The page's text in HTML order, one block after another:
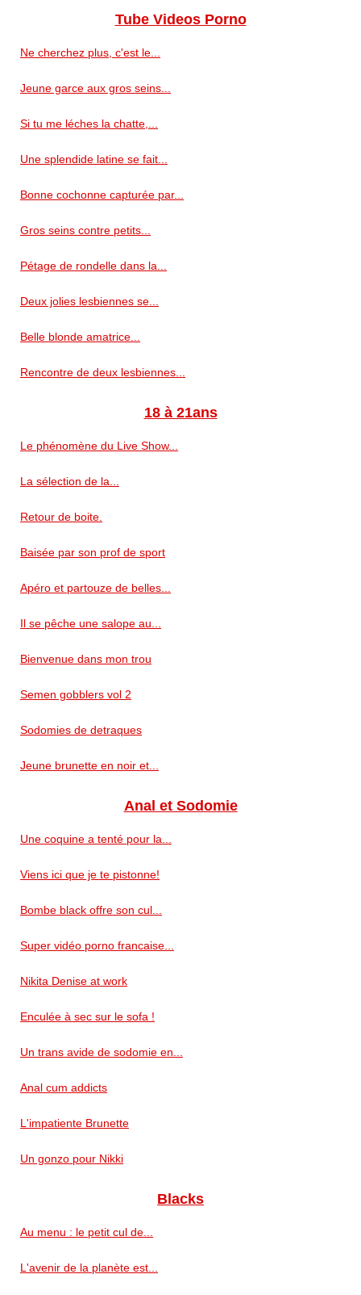
Tube Videos Porno
Ne cherchez plus, c'est le...
Jeune garce aux gros seins...
Si tu me léches la chatte,...
Une splendide latine se fait...
Bonne cochonne capturée par...
Gros seins contre petits...
Pétage de rondelle dans la...
Deux jolies lesbiennes se...
Belle blonde amatrice...
Rencontre de deux lesbiennes...
18 à 21ans
Le phénomène du Live Show...
La sélection de la...
Retour de boite.
Baisée par son prof de sport
Apéro et partouze de belles...
Il se pêche une salope au...
Bienvenue dans mon trou
Semen gobblers vol 2
Sodomies de detraques
Jeune brunette en noir et...
Anal et Sodomie
Une coquine a tenté pour la...
Viens ici que je te pistonne!
Bombe black offre son cul...
Super vidéo porno francaise...
Nikita Denise at work
Enculée à sec sur le sofa !
Un trans avide de sodomie en...
Anal cum addicts
L'impatiente Brunette
Un gonzo pour Nikki
Blacks
Au menu : le petit cul de...
L'avenir de la planète est...